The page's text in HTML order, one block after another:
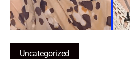
Uncategorized